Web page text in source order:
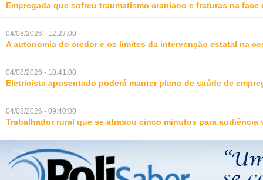
Empregada que sofreu traumatismo craniano e fraturas na
04/08/2026 - 12:27:00
A autonomia do credor e os limites da intervenção estatal na
04/08/2026 - 10:41:00
Eletricista aposentado poderá manter plano de saúde de
04/08/2026 - 09:40:00
Trabalhador rural que se atrasou cinco minutos para